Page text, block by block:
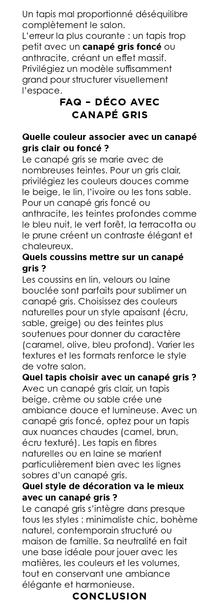
Un tapis mal proportionné déséquilibre
complètement le salon.
L’erreur la plus courante : un tapis trop
petit avec un canapé gris foncéou
anthracite, créant un effet massif.
Privilégiez un modèle suffisamment
grand pour structurer visuellement
l’espace.
FAQ – DÉCO AVEC
CANAPÉ GRIS
Quelle couleur associer avec un canapé
gris clair ou foncé ?
Le canapé gris se marie avec de
nombreuses teintes. Pour un gris clair,
privilégiez les couleurs douces comme
le beige, le lin, l’ivoire ou les tons sable.
Pour un canapé gris foncé ou
anthracite, les teintes profondes comme
le bleu nuit, le vert forêt, la terracotta ou
le prune créent un contraste élégant et
chaleureux.
Quels coussins mettre sur un canapé
gris ?
Les coussins en lin, velours ou laine
bouclée sont parfaits pour sublimer un
canapé gris. Choisissez des couleurs
naturelles pour un style apaisant (écru,
sable, greige) ou des teintes plus
soutenues pour donner du caractère
(caramel, olive, bleu profond). Varier les
textures et les formats renforce le style
de votre salon.
Quel tapis choisir avec un canapé gris ?
Avec un canapé gris clair, un tapis
beige, crème ou sable crée une
ambiance douce et lumineuse. Avec un
canapé gris foncé, optez pour un tapis
aux nuances chaudes (camel, brun,
écru texturé). Les tapis en fibres
naturelles ou en laine se marient
particulièrement bien avec les lignes
sobres d’un canapé gris.
Quel style de décoration va le mieux
avec un canapé gris ?
Le canapé gris s’intègre dans presque
tous les styles : minimaliste chic, bohème
naturel, contemporain structuré ou
maison de famille. Sa neutralité en fait
une base idéale pour jouer avec les
matières, les couleurs et les volumes,
tout en conservant une ambiance
élégante et harmonieuse.
CONCLUSION